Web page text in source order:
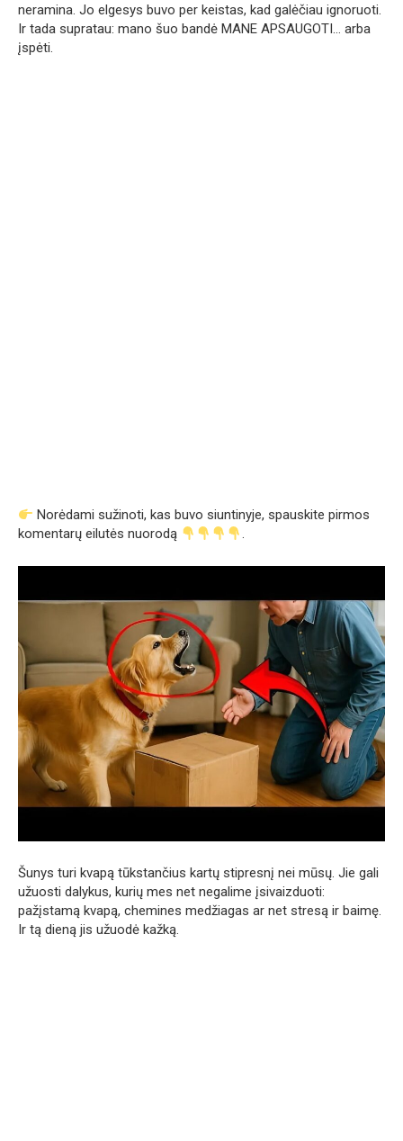
neramina. Jo elgesys buvo per keistas, kad galėčiau ignoruoti.
Ir tada supratau: mano šuo bandė MANE APSAUGOTI… arba
įspėti.
Norėdami sužinoti, kas buvo siuntinyje, spauskite pirmos
komentarų eilutės nuorodą
.
Šunys turi kvapą tūkstančius kartų stipresnį nei mūsų. Jie gali
užuosti dalykus, kurių mes net negalime įsivaizduoti:
pažįstamą kvapą, chemines medžiagas ar net stresą ir baimę.
Ir tą dieną jis užuodė kažką.